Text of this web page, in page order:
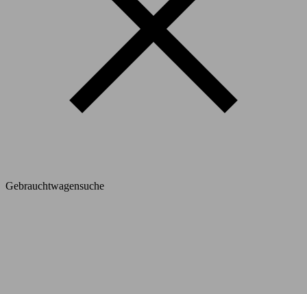
Gebrauchtwagensuche